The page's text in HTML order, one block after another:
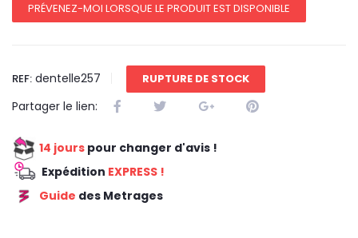
PRÉVENEZ-MOI LORSQUE LE PRODUIT EST DISPONIBLE
REF: dentelle257 RUPTURE DE STOCK
Partager le lien:
14 jours pour changer d'avis !
Expédition EXPRESS !
Guide des Metrages